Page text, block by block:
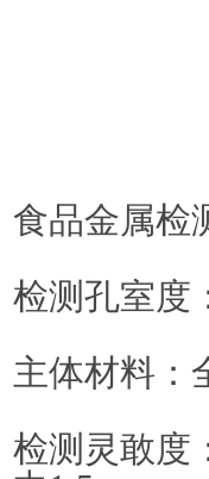
食品金属检
检测孔室度
主体材料：
检测灵敢度